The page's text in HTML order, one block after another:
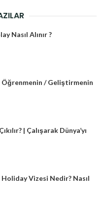
Nasıl Alınır ?
Öğrenmenin / Geliştirmenin
| Çalışarak Dünya’yı
Vizesi Nedir? Nasıl